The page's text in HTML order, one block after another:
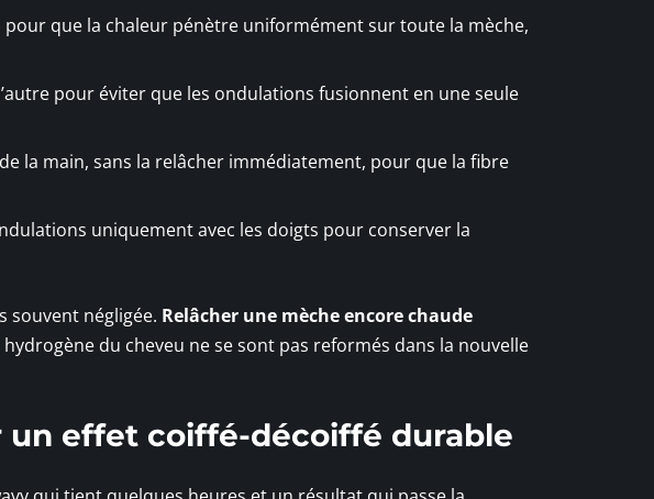
que la chaleur pénètre uniformément sur toute la mèche,
pour éviter que les ondulations fusionnent en une seule
la main, sans la relâcher immédiatement, pour que la fibre
uniquement avec les doigts pour conserver la
souvent négligée. Relâcher une mèche encore chaude
du cheveu ne se sont pas reformés dans la nouvelle
effet coiffé-décoiffé durable